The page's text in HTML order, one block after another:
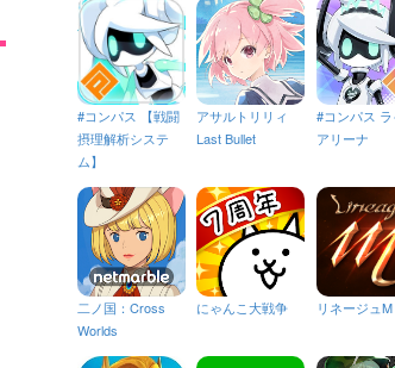
#コンパス 【戦闘
摂理解析システ
ム】
アサルトリリィ
Last Bullet
#コンパス
アリーナ
二ノ国：Cross
Worlds
にゃんこ大戦争 リネージュM